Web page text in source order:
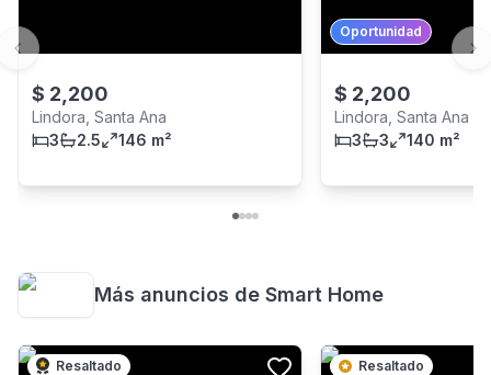
$ 2,200
Lindora, Santa Ana
3
2.5 146 m²
Oportunidad
$ 2,200
Lindora, Santa Ana
3
3 140 m²
Previous slide
Más anuncios de Smart Home
Resaltado Resaltado